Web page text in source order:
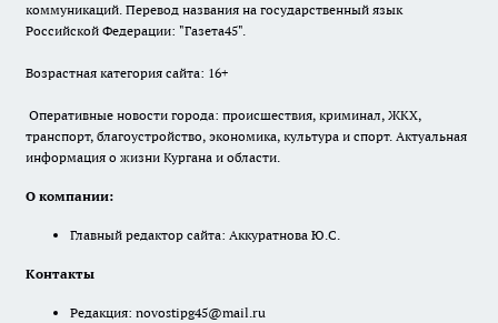
коммуникаций. Перевод названия на государственный язык
Российской Федерации: "Газета45".
Возрастная категория сайта: 16+
Оперативные новости города: происшествия, криминал, ЖКХ,
транспорт, благоустройство, экономика, культура и спорт. Актуальная
информация о жизни Кургана и области.
О компании:
Главный редактор сайта: Аккуратнова Ю.С.
Контакты
Редакция: novostipg45@mail.ru